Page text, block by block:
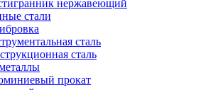
нержавеющий
стали
сталь
сталь
прокат